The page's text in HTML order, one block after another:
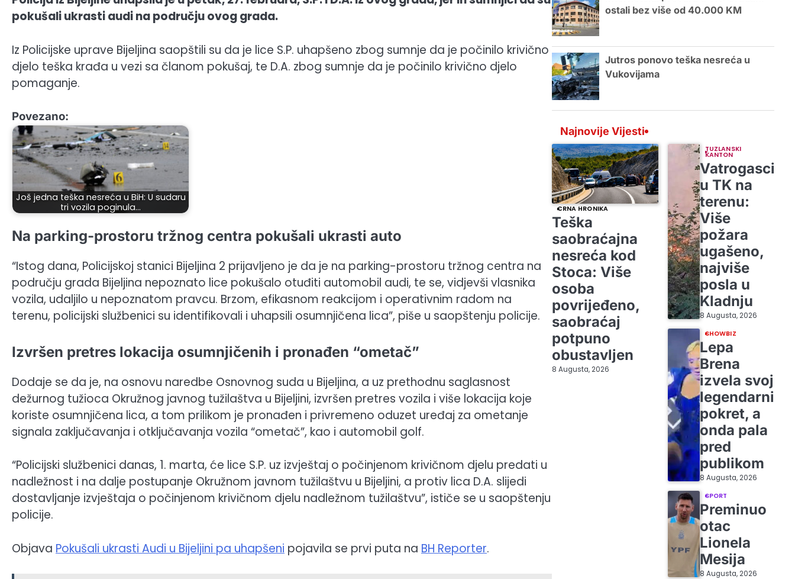
pokušali ukrasti audi na području ovog grada.
Iz Policijske uprave Bijeljina saopštili su da je lice S.P. uhapšeno zbog sumnje da je počinilo krivično
djelo teška krađa u vezi sa članom pokušaj, te D.A. zbog sumnje da je počinilo krivično djelo
pomaganje.
Povezano:
Još jedna teška nesreća u BiH: U sudaru
tri vozila poginula…
Na parking-prostoru tržnog centra pokušali ukrasti auto
“Istog dana, Policijskoj stanici Bijeljina 2 prijavljeno je da je na parking-prostoru tržnog centra na
području grada Bijeljina nepoznato lice pokušalo otuđiti automobil audi, te se, vidjevši vlasnika
vozila, udaljilo u nepoznatom pravcu. Brzom, efikasnom reakcijom i operativnim radom na
terenu, policijski službenici su identifikovali i uhapsili osumnjičena lica”, piše u saopštenju policije.
Izvršen pretres lokacija osumnjičenih i pronađen “ometač”
Dodaje se da je, na osnovu naredbe Osnovnog suda u Bijeljina, a uz prethodnu saglasnost
dežurnog tužioca Okružnog javnog tužilaštva u Bijeljini, izvršen pretres vozila i više lokacija koje
koriste osumnjičena lica, a tom prilikom je pronađen i privremeno oduzet uređaj za ometanje
signala zaključavanja i otključavanja vozila “ometač”, kao i automobil golf.
“Policijski službenici danas, 1. marta, će lice S.P. uz izvještaj o počinjenom krivičnom djelu predati u
nadležnost i na dalje postupanje Okružnom javnom tužilaštvu u Bijeljini, a protiv lica D.A. slijedi
dostavljanje izvještaja o počinjenom krivičnom djelu nadležnom tužilaštvu”, ističe se u saopštenju
policije.
Objava Pokušali ukrasti Audi u Bijeljini pa uhapšeni pojavila se prvi puta na BH Reporter.
ostali bez više od 40.000 KM
Jutros ponovo teška nesreća u
Vukovijama
Najnovije Vijesti
CRNA HRONIKA
Teška
saobraćajna
nesreća kod
Stoca: Više
osoba
povrijeđeno,
saobraćaj
potpuno
obustavljen
8 Augusta, 2026
TUZLANSKI
KANTON
Vatrogasci
u TK na
terenu:
Više
požara
ugašeno,
najviše
posla u
Kladnju
8 Augusta, 2026
SHOWBIZ
Lepa
Brena
izvela svoj
legendarni
pokret, a
onda pala
pred
publikom
8 Augusta, 2026
SPORT
Preminuo
otac
Lionela
Mesija
8 Augusta, 2026